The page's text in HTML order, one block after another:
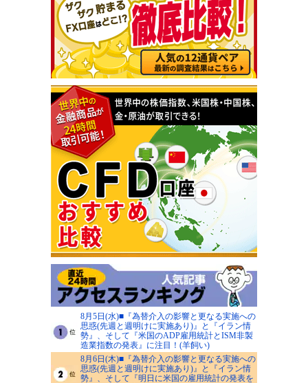
8月5日(水)■『為替介入の影響と更なる実施への
思惑(先週と週明けに実施あり)』と『イラン情
勢』、そして『米国のADP雇用統計とISM非製
造業指数の発表』に注目！(羊飼い)
8月6日(木)■『為替介入の影響と更なる実施への
思惑(先週と週明けに実施あり)』と『イラン情
勢』、そして『明日に米国の雇用統計の発表を